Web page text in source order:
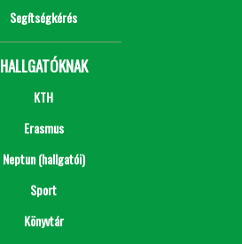
Segítségkérés
HALLGATÓKNAK
KTH
Erasmus
Neptun (hallgatói)
Sport
Könyvtár